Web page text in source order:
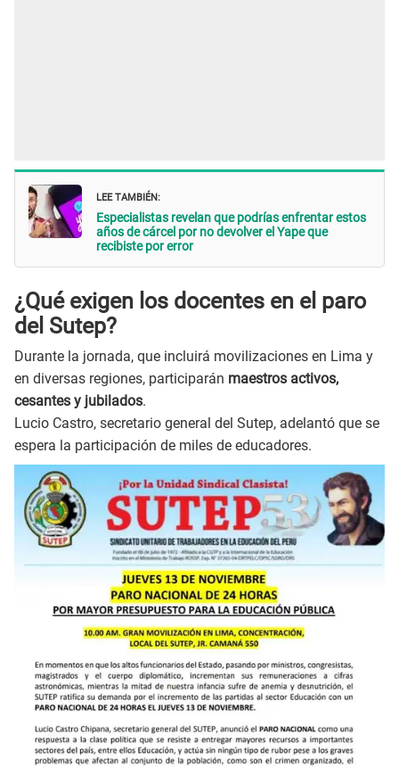
LEE TAMBIÉN:
Especialistas revelan que podrías enfrentar estos
años de cárcel por no devolver el Yape que
recibiste por error
¿Qué exigen los docentes en el paro
del Sutep?
Durante la jornada, que incluirá movilizaciones en Lima y
en diversas regiones, participarán maestros activos,
cesantes y jubilados.
Lucio Castro, secretario general del Sutep, adelantó que se
espera la participación de miles de educadores.